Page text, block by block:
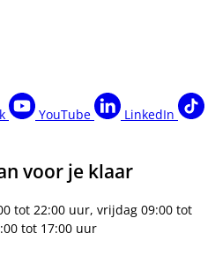
YouTube
LinkedIn
voor je klaar
tot 22:00 uur, vrijdag 09:00 tot
tot 17:00 uur